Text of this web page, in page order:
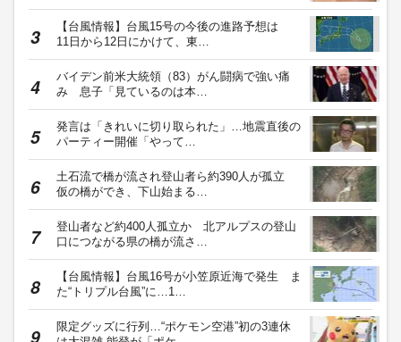
【台風情報】台風15号の今後の進路予想は
11日から12日にかけて、東…
バイデン前米大統領（83）がん闘病で強い痛
み 息子「見ているのは本…
発言は「きれいに切り取られた」…地震直後の
パーティー開催「やって…
土石流で橋が流され登山者ら約390人が孤立
仮の橋ができ、下山始まる…
登山者など約400人孤立か 北アルプスの登山
口につながる県の橋が流さ…
【台風情報】台風16号が小笠原近海で発生 ま
た“トリプル台風”に…1…
限定グッズに行列…“ポケモン空港”初の3連休